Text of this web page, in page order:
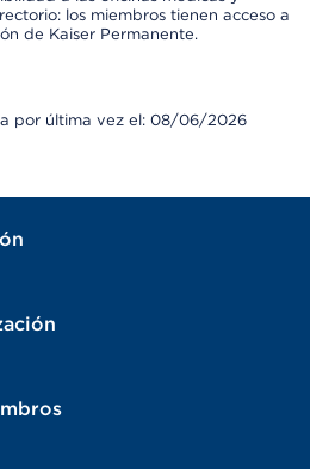
los miembros tienen acceso a
de Kaiser Permanente.
por última vez el: 08/06/2026